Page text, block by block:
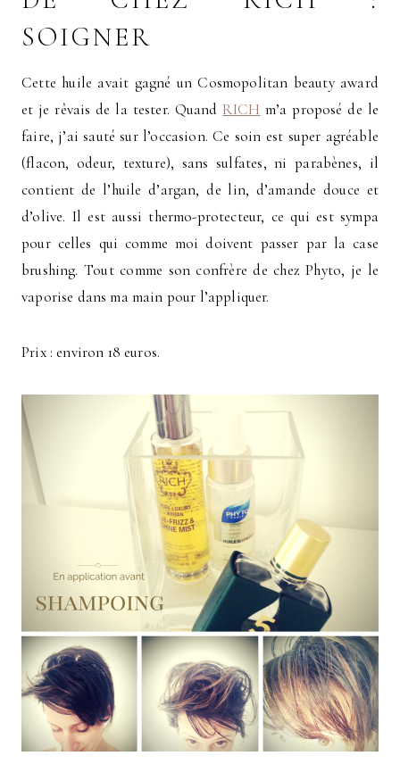
SOIGNER
Cette huile avait gagné un Cosmopolitan beauty award
et je rêvais de la tester. QuandRICH m’a proposé de le
faire, j’ai sauté sur l’occasion. Ce soin est super agréable
(flacon, odeur, texture), sans sulfates, ni parabènes, il
contient de l’huile d’argan, de lin, d’amande douce et
d’olive. Il est aussi thermo-protecteur, ce qui est sympa
pour celles qui comme moi doivent passer par la case
brushing. Tout comme son confrère de chez Phyto, je le
vaporise dans ma main pour l’appliquer.
Prix : environ 18 euros.